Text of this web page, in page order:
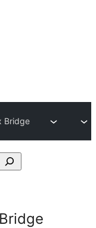
Bridge